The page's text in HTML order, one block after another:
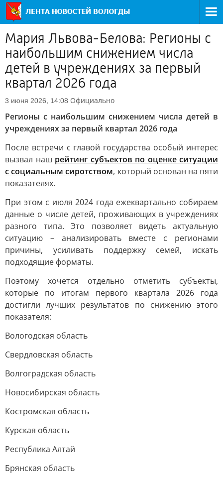
Мария Львова-Белова: Регионы с
наибольшим снижением числа
детей в учреждениях за первый
квартал 2026 года
3 июня 2026, 14:08 Официально
Регионы с наибольшим снижением числа детей в
учреждениях за первый квартал 2026 года
После встречи с главой государства особый интерес
вызвал наш рейтинг субъектов по оценке ситуации
с социальным сиротством, который основан на пяти
показателях.
При этом с июля 2024 года ежеквартально собираем
данные о числе детей, проживающих в учреждениях
разного типа. Это позволяет видеть актуальную
ситуацию – анализировать вместе с регионами
причины, усиливать поддержку семей, искать
подходящие форматы.
Поэтому хочется отдельно отметить субъекты,
которые по итогам первого квартала 2026 года
достигли лучших результатов по снижению этого
показателя:
Вологодская область
Свердловская область
Волгоградская область
Новосибирская область
Костромская область
Курская область
Республика Алтай
Брянская область